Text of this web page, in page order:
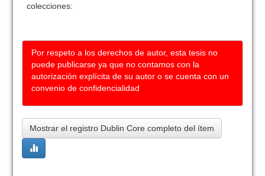
colecciones:
Por respeto a los derechos de autor, esta tesis no
puede publicarse ya que no contamos con la
autorización explícita de su autor o se cuenta con un
convenio de confidencialidad
Mostrar el registro Dublin Core completo del ítem